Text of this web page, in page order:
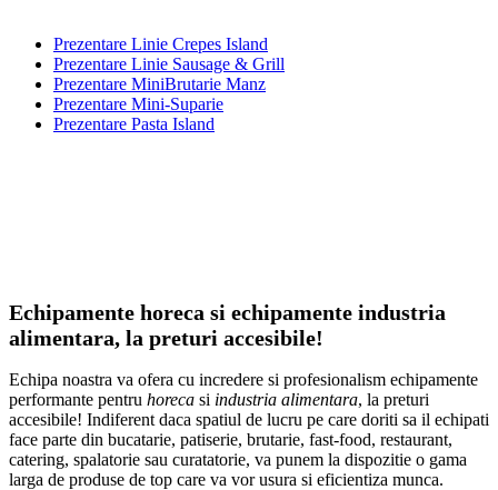
Prezentare Linie Crepes Island
Prezentare Linie Sausage & Grill
Prezentare MiniBrutarie Manz
Prezentare Mini-Suparie
Prezentare Pasta Island
Echipamente horeca si echipamente industria
alimentara, la preturi accesibile!
Echipa noastra va ofera cu incredere si profesionalism echipamente
performante pentru horeca si industria alimentara, la preturi
accesibile! Indiferent daca spatiul de lucru pe care doriti sa il echipati
face parte din bucatarie, patiserie, brutarie, fast-food, restaurant,
catering, spalatorie sau curatatorie, va punem la dispozitie o gama
larga de produse de top care va vor usura si eficientiza munca.